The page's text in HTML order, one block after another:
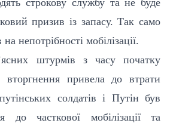
призив із запасу. Так само
непотрібності мобілізації.
штурмів з часу початку
вторгнення привела до втрати
солдатів і Путін був
до часткової мобілізації та